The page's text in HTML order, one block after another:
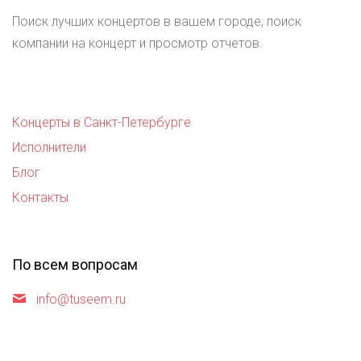
Поиск лучших концертов в вашем городе, поиск
компании на концерт и просмотр отчетов.
Концерты в Санкт-Петербурге
Исполнители
Блог
Контакты
По всем вопросам
info@tuseem.ru